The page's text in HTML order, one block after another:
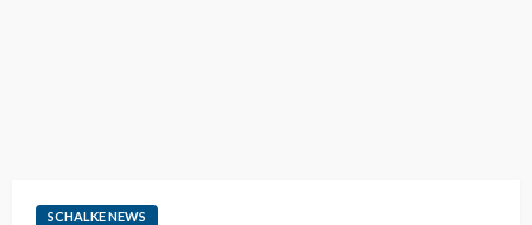
SCHALKE NEWS